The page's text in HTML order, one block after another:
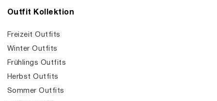
Outfit Kollektion
Freizeit Outfits
Winter Outfits
Frühlings Outfits
Herbst Outfits
Sommer Outfits